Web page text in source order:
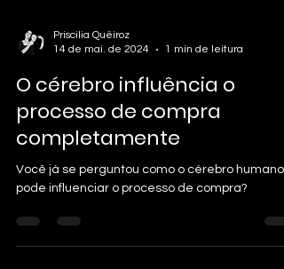
14 de mai. de 2024
1 min de leitura
O cérebro influência o
processo de compra
completamente
pode influenciar o processo de compra?